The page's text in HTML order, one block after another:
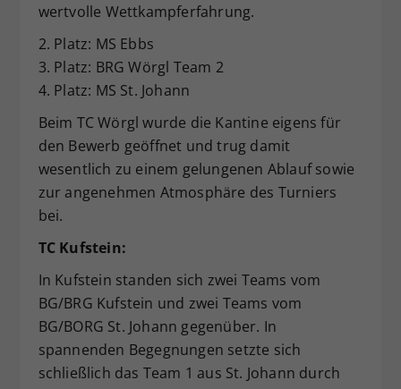
wertvolle Wettkampferfahrung.
2. Platz: MS Ebbs
3. Platz: BRG Wörgl Team 2
4. Platz: MS St. Johann
Beim TC Wörgl wurde die Kantine eigens für
den Bewerb geöffnet und trug damit
wesentlich zu einem gelungenen Ablauf sowie
zur angenehmen Atmosphäre des Turniers
bei.
TC Kufstein:
In Kufstein standen sich zwei Teams vom
BG/BRG Kufstein und zwei Teams vom
BG/BORG St. Johann gegenüber. In
spannenden Begegnungen setzte sich
schließlich das Team 1 aus St. Johann durch